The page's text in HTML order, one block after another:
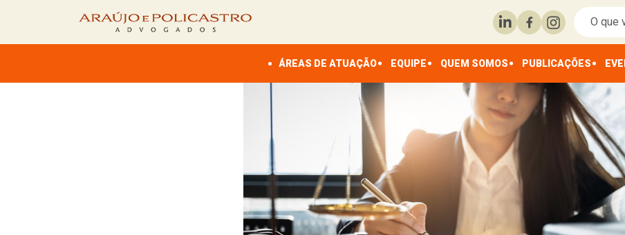
ÁREAS DE ATUAÇÃO EQUIPE QUEM SOMOS PUBLICAÇÕES